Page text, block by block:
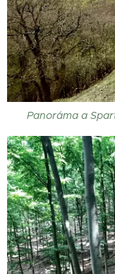
Panoráma a